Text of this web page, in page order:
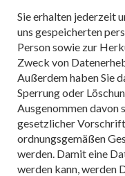
Sie erhalten jederzeit
uns gespeicherten
Person sowie zur
Zweck von
Außerdem haben Sie
Sperrung oder
Ausgenommen davon
gesetzlicher
ordnungsgemäßen
werden. Damit eine
werden kann, werden